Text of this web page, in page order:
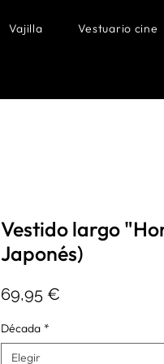
Vajilla Vestuario cine
Vestido largo
Japonés)
69,95 €
Década *
Elegir